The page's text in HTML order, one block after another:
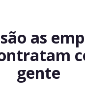
as
gente